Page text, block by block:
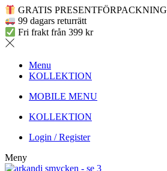
GRATIS PRESENTFÖRPACKNING
99 dagars returrätt
Fri frakt från 399 kr
Menu
KOLLEKTION
MOBILE MENU
KOLLEKTION
Login / Register
Meny